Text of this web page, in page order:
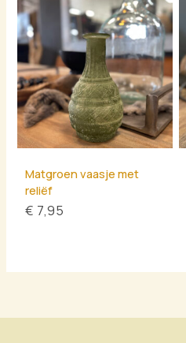
Matgroen vaasje met
reliëf
€ 7,95